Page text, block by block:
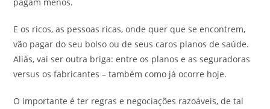
E os ricos, as pessoas ricas, onde quer que se encontrem,
vão pagar do seu bolso ou de seus caros planos de saúde.
Aliás, vai ser outra briga: entre os planos e as seguradoras
versus os fabricantes – também como já ocorre hoje.
O importante é ter regras e negociações razoáveis, de tal